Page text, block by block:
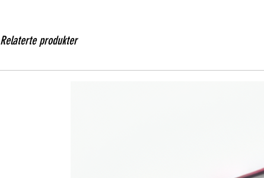
Relaterte produkter